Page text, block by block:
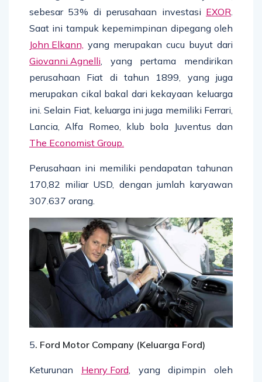
sebesar 53% di perusahaan investasi EXOR.
Saat ini tampuk kepemimpinan dipegang oleh
John Elkann, yang merupakan cucu buyut dari
Giovanni Agnelli, yang pertama mendirikan
perusahaan Fiat di tahun 1899, yang juga
merupakan cikal bakal dari kekayaan keluarga
ini. Selain Fiat, keluarga ini juga memiliki Ferrari,
Lancia, Alfa Romeo, klub bola Juventus dan
The Economist Group.
Perusahaan ini memiliki pendapatan tahunan
170,82 miliar USD, dengan jumlah karyawan
307.637 orang.
5. Ford Motor Company (Keluarga Ford)
Keturunan Henry Ford, yang dipimpin oleh